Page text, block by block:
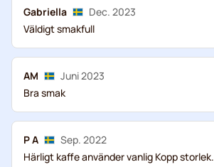
Gabriella
Dec. 2023
Väldigt smakfull
AM
Juni 2023
Bra smak
P A
Sep. 2022
Härligt kaffe använder vanlig Kopp storlek.